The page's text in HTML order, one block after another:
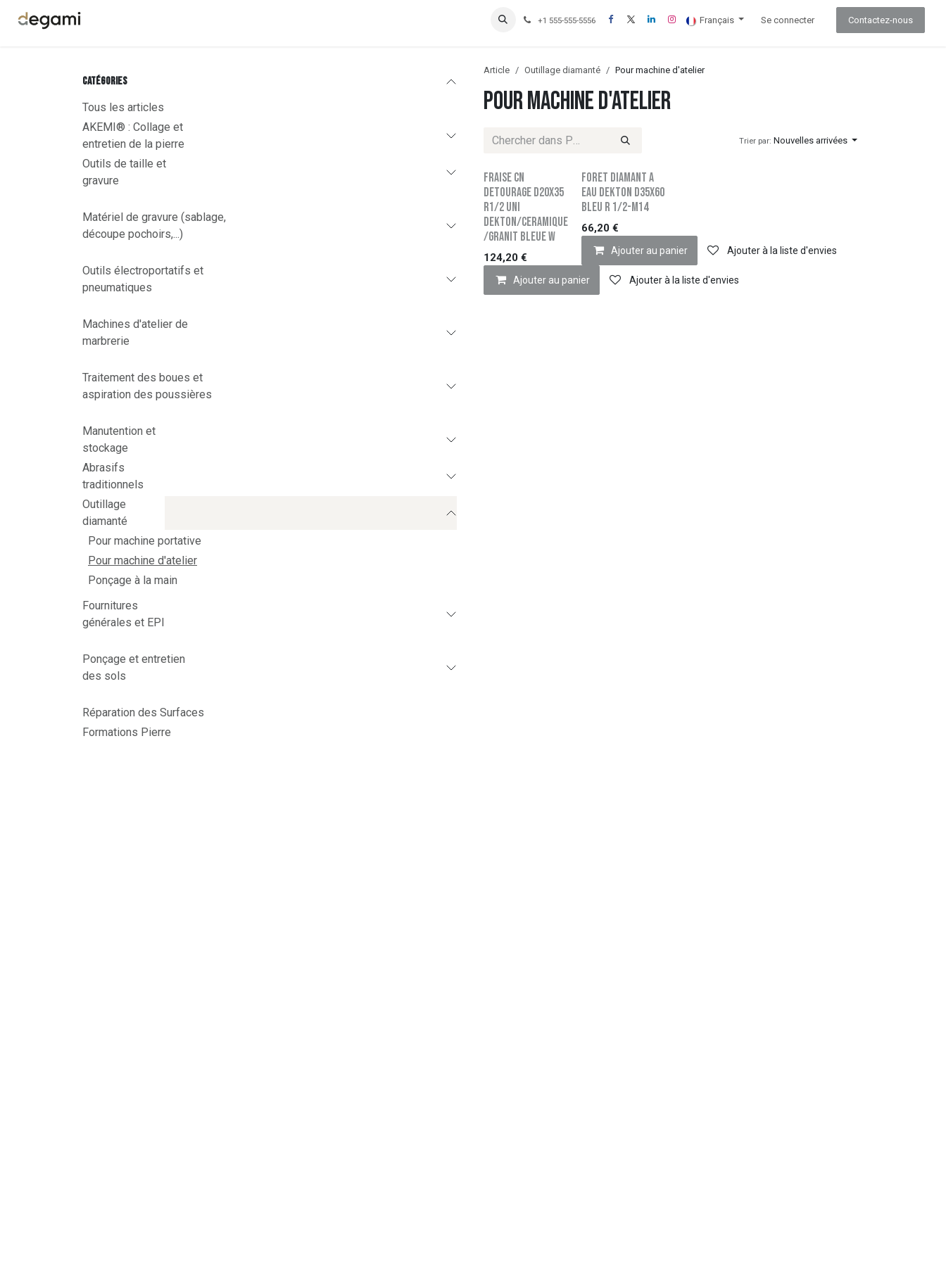
Inscription Clients professionnels+1 555-555-5556 Français Se connecter Contactez-nous
Catégories
Tous les articles
AKEMI® : Collage et
entretien de la pierre
Outils de taille et
gravure
Matériel de gravure (sablage,
découpe pochoirs,...)
Outils électroportatifs et
pneumatiques
Machines d'atelier de
marbrerie
Traitement des boues et
aspiration des poussières
Manutention et
stockage
Abrasifs
traditionnels
Outillage
diamanté
Pour machine portative
Pour machine d'atelier
Ponçage à la main
Fournitures
générales et EPI
Ponçage et entretien
des sols
Réparation des Surfaces
Formations Pierre
Article Outillage diamanté Pour machine d'atelier
Pour machine d'atelier
Trier par: Nouvelles arrivées
FRAISE CN
DETOURAGE D20x35
R1/2 UNI
DEKTON/CERAMIQUE
/GRANIT BLEUE W
124,20 €
Ajouter au panier Ajouter à la liste d'envies
FORET DIAMANT A
EAU DEKTON D35X60
bleu R 1/2-M14
66,20€
Ajouter au panier Ajouter à la liste d'envies